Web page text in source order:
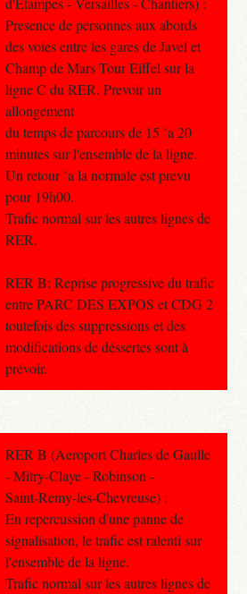
Presence de personnes aux abords
des voies entre les gares de Javel et
Champ de Mars Tour Eiffel sur la
ligne C du RER. Prevoir un
allongement
du temps de parcours de 15 `a 20
minutes sur l'ensemble de la ligne.
Un retour `a la normale est prevu
pour 19h00.
Trafic normal sur les autres lignes de
RER.
RER B: Reprise progressive du trafic
entre PARC DES EXPOS et CDG 2
toutefois des suppressions et des
modifications de déssertes sont à
prévoir.
RER B (Aeroport Charles de Gaulle
- Mitry-Claye - Robinson -
Saint-Remy-les-Chevreuse) :
En repercussion d'une panne de
signalisation, le trafic est ralenti sur
l'ensemble de la ligne.
Trafic normal sur les autres lignes de